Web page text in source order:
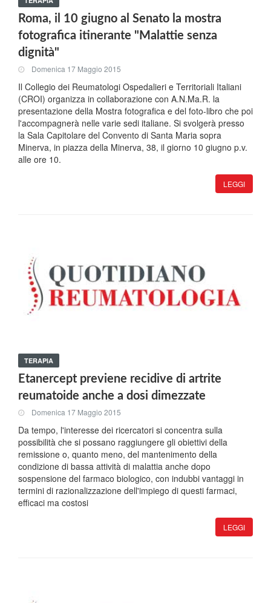
Roma, il 10 giugno al Senato la mostra
fotografica itinerante "Malattie senza
dignità"
Domenica 17 Maggio 2015
Il Collegio dei Reumatologi Ospedalieri e Territoriali Italiani
(CROI) organizza in collaborazione con A.N.Ma.R. la
presentazione della Mostra fotografica e del foto-libro che poi
l'accompagnerà nelle varie sedi italiane. Si svolgerà presso
la Sala Capitolare del Convento di Santa Maria sopra
Minerva, in piazza della Minerva, 38, il giorno 10 giugno p.v.
alle ore 10.
LEGGI
TERAPIA
Etanercept previene recidive di artrite
reumatoide anche a dosi dimezzate
Domenica 17 Maggio 2015
Da tempo, l'interesse dei ricercatori si concentra sulla
possibilità che si possano raggiungere gli obiettivi della
remissione o, quanto meno, del mantenimento della
condizione di bassa attività di malattia anche dopo
sospensione del farmaco biologico, con indubbi vantaggi in
termini di razionalizzazione dell'impiego di questi farmaci,
efficaci ma costosi
LEGGI